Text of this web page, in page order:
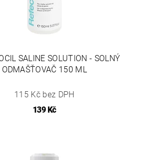
SALINE SOLUTION - SOLNÝ
ODMAŠŤOVAČ 150 ML
115 Kč bez DPH
139 Kč